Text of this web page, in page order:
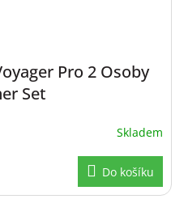
Pro 2 Osoby
Set
Skladem
Do košíku